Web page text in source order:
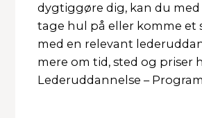
dygtiggøre dig, kan du
tage hul på eller komme et
med en relevant
mere om tid, sted og priser
Lederuddannelse – Program